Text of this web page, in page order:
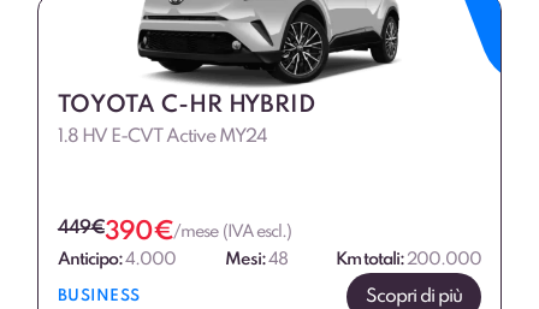
TOYOTA C-HR HYBRID
1.8 HV E-CVT Active MY24
449€390€/mese (IVA escl.)
Anticipo:4.000 Mesi:48 Km totali:200.000
BUSINESS Scopri di più